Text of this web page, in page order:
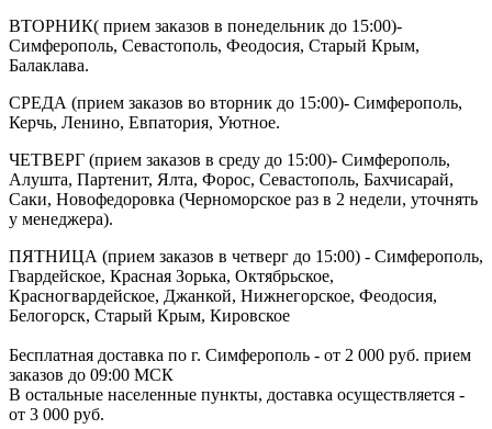
ВТОРНИК( прием заказов в понедельник до 15:00)-
Симферополь, Севастополь, Феодосия, Старый Крым,
Балаклава.
СРЕДА (прием заказов во вторник до 15:00)- Симферополь,
Керчь, Ленино, Евпатория, Уютное.
ЧЕТВЕРГ (прием заказов в среду до 15:00)- Симферополь,
Алушта, Партенит, Ялта, Форос, Севастополь, Бахчисарай,
Саки, Новофедоровка (Черноморское раз в 2 недели, уточнять
у менеджера).
ПЯТНИЦА (прием заказов в четверг до 15:00) - Симферополь,
Гвардейское, Красная Зорька, Октябрьское,
Красногвардейское, Джанкой, Нижнегорское, Феодосия,
Белогорск, Старый Крым, Кировское
Бесплатная доставка по г. Симферополь - от 2 000 руб. прием
заказов до 09:00 МСК
В остальные населенные пункты, доставка осуществляется -
от 3 000 руб.